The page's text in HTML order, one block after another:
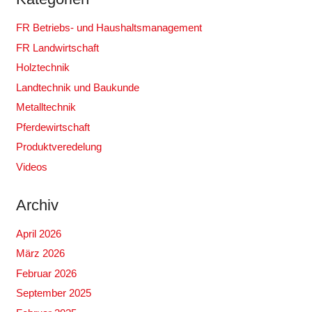
FR Betriebs- und Haushaltsmanagement
FR Landwirtschaft
Holztechnik
Landtechnik und Baukunde
Metalltechnik
Pferdewirtschaft
Produktveredelung
Videos
Archiv
April 2026
März 2026
Februar 2026
September 2025